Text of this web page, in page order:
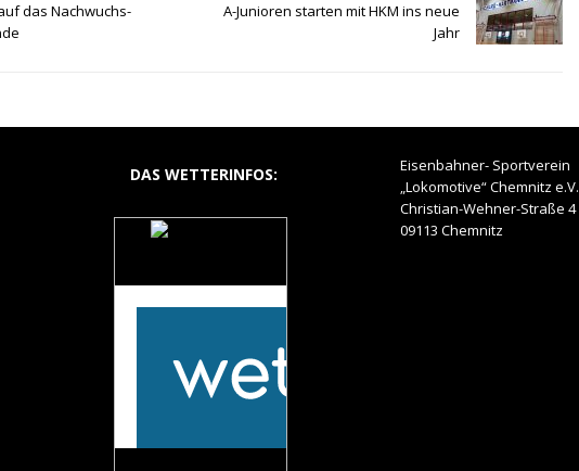
das Nachwuchs-
A-Junioren starten mit HKM ins neue
Jahr
DAS WETTERINFOS:
Eisenbahner- Sportverein
„Lokomotive“ Chemnitz e.V.
Christian-Wehner-Straße 4
09113 Chemnitz